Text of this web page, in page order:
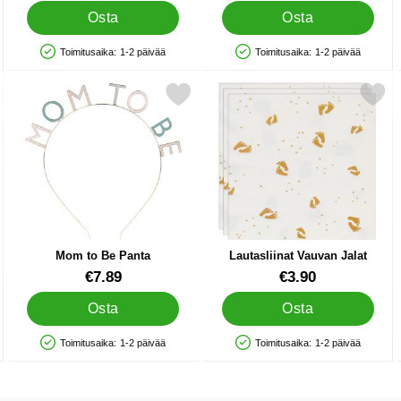
Osta
Saatavuus: Varastossa
Toimitusaika: 1-2 päivää
Osta
Saatavuus: Varastossa
Toimitusaika: 1-2 päivää
Be Beige suosikiksi
Mom to Be Panta
Tuote.nro 42799€7.89
Osta
Saatavuus: Varastossa
Toimitusaika: 1-2 päivää
Merkitse mom to Be Panta suosikiksi
Lautasliinat Vauvan Jalat
Tuote.nro 25302€3.90
Osta
Saatavuus: Varastossa
Toimitusaika: 1-2 päivää
Merkitse lautasliinat